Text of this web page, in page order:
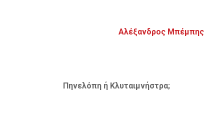
Αλέξανδρος Μπέμπης
Πηνελόπη ή Κλυταιμνήστρα;